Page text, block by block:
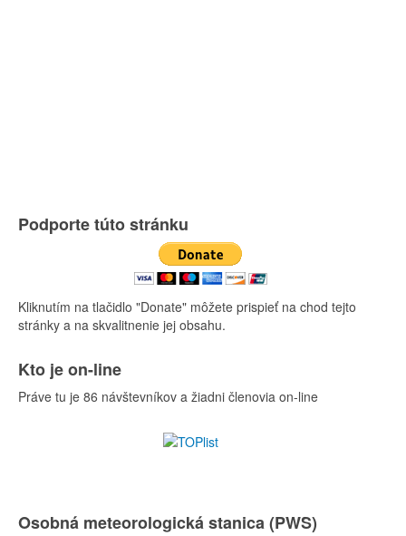
Podporte túto stránku
Kliknutím na tlačidlo "Donate" môžete prispieť na chod tejto
stránky a na skvalitnenie jej obsahu.
Kto je on-line
Práve tu je 86 návštevníkov a žiadni členovia on-line
Osobná meteorologická stanica (PWS)